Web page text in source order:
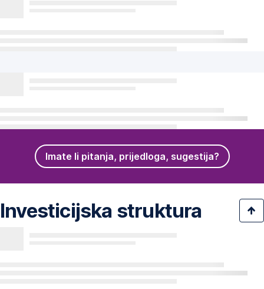
Imate li pitanja, prijedloga, sugestija?
Investicijska struktura